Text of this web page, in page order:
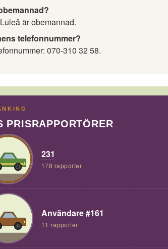
är obemannad.
telefonnummer?
070-310 32 58.
PRISRAPPORTÖRER
231
178 rapporter
Användare #161
11 rapporter